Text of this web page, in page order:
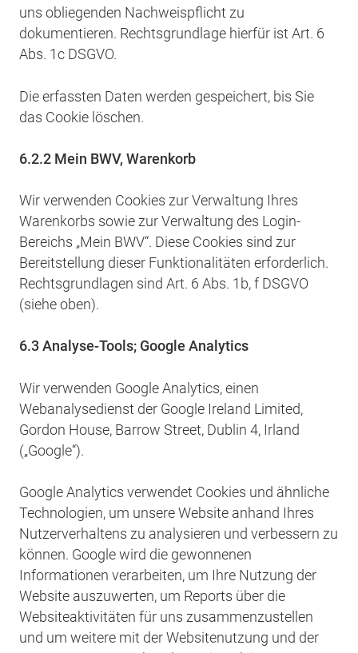
uns obliegenden Nachweispflicht zu
dokumentieren. Rechtsgrundlage hierfür ist Art. 6
Abs. 1c DSGVO.
Die erfassten Daten werden gespeichert, bis Sie
das Cookie löschen.
6.2.2 Mein BWV, Warenkorb
Wir verwenden Cookies zur Verwaltung Ihres
Warenkorbs sowie zur Verwaltung des Login-
Bereichs „Mein BWV“. Diese Cookies sind zur
Bereitstellung dieser Funktionalitäten erforderlich.
Rechtsgrundlagen sind Art. 6 Abs. 1b, f DSGVO
(siehe oben).
6.3 Analyse-Tools; Google Analytics
Wir verwenden Google Analytics, einen
Webanalysedienst der Google Ireland Limited,
Gordon House, Barrow Street, Dublin 4, Irland
(„Google“).
Google Analytics verwendet Cookies und ähnliche
Technologien, um unsere Website anhand Ihres
Nutzerverhaltens zu analysieren und verbessern zu
können. Google wird die gewonnenen
Informationen verarbeiten, um Ihre Nutzung der
Website auszuwerten, um Reports über die
Websiteaktivitäten für uns zusammenzustellen
und um weitere mit der Websitenutzung und der